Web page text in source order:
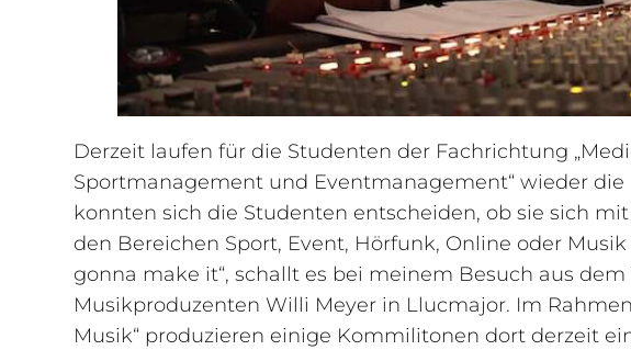
Derzeit laufen für die Studenten der Fachrichtung
Sportmanagement und Eventmanagement“ wieder die
konnten sich die Studenten entscheiden, ob sie sich
den Bereichen Sport, Event, Hörfunk, Online oder
gonna make it“, schallt es bei meinem Besuch aus
Musikproduzenten Willi Meyer in Llucmajor. Im
Musik“ produzieren einige Kommilitonen dort derzeit